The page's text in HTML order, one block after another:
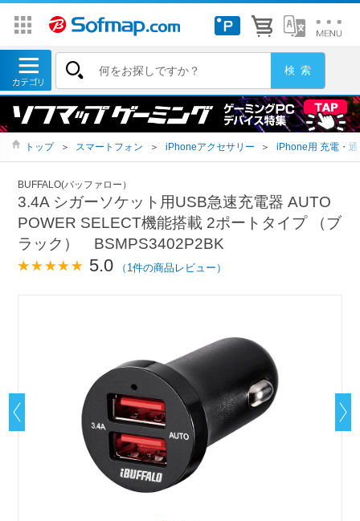
トップ ＞ スマートフォン ＞ iPhoneアクセサリー ＞ iPhone用 充電・
BUFFALO(バッファロー）
3.4A シガーソケット用USB急速充電器 AUTO
POWER SELECT機能搭載 2ポートタイプ （ブ
ラック） BSMPS3402P2BK
5.0 （1件の商品レビュー）